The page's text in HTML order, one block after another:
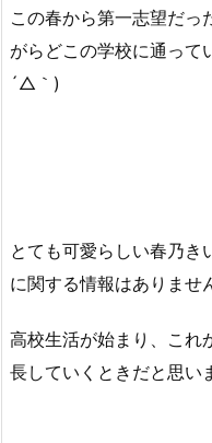
この春から第一志望だっ
がらどこの学校に通って
´△｀)
とても可愛らしい春乃き
に関する情報はありませ
高校生活が始まり、これ
長していくときだと思い